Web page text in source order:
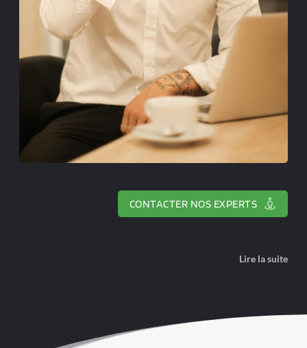
CONTACTER NOS EXPERTS
Lire la suite
pour qu'elle puisse refléter cette
diversité et s'adapter à vos besoins. Son